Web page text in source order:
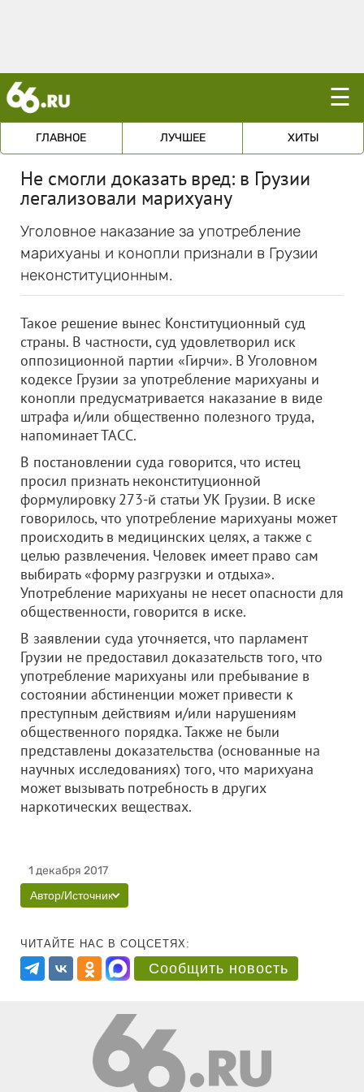
☰
ГЛАВНОЕ ЛУЧШЕЕ ХИТЫ
Не смогли доказать вред: в Грузии
легализовали марихуану
Уголовное наказание за употребление
марихуаны и конопли признали в Грузии
неконституционным.
Такое решение вынес Конституционный суд
страны. В частности, суд удовлетворил иск
оппозиционной партии «Гирчи». В Уголовном
кодексе Грузии за употребление марихуаны и
конопли предусматривается наказание в виде
штрафа и/или общественно полезного труда,
напоминает ТАСС.
В постановлении суда говорится, что истец
просил признать неконституционной
формулировку 273-й статьи УК Грузии. В иске
говорилось, что употребление марихуаны может
происходить в медицинских целях, а также с
целью развлечения. Человек имеет право сам
выбирать «форму разгрузки и отдыха».
Употребление марихуаны не несет опасности для
общественности, говорится в иске.
В заявлении суда уточняется, что парламент
Грузии не предоставил доказательств того, что
употребление марихуаны или пребывание в
состоянии абстиненции может привести к
преступным действиям и/или нарушениям
общественного порядка. Также не были
представлены доказательства (основанные на
научных исследованиях) того, что марихуана
может вызывать потребность в других
наркотических веществах.
1 декабря 2017
Автор/Источник
ЧИТАЙТЕ НАС В СОЦСЕТЯХ:
Сообщить новость